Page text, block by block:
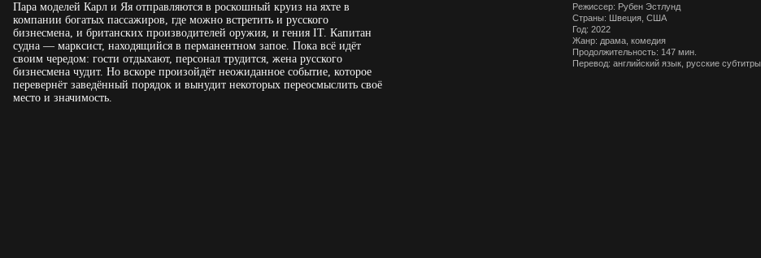
Пара моделей Карл и Яя отправляются в роскошный круиз на яхте в
компании богатых пассажиров, где можно встретить и русского
бизнесмена, и британских производителей оружия, и гения IT. Капитан
судна — марксист, находящийся в перманентном запое. Пока всё идёт
своим чередом: гости отдыхают, персонал трудится, жена русского
бизнесмена чудит. Но вскоре произойдёт неожиданное событие, которое
перевернёт заведённый порядок и вынудит некоторых переосмыслить своё
место и значимость.
Режиссер: Рубен Эстлунд
Страны: Швеция, США
Год: 2022
Жанр: драма, комедия
Продолжительность: 147 мин.
Перевод: английский язык, русские субтитры